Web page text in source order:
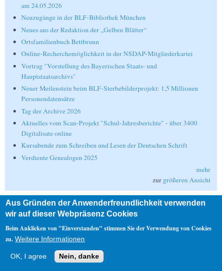
am 24.05.2026
Neuzugänge in der BLF-Bibliothek München
Neues aus der Redaktion der „Gelben Blätter“
Ortsfamilienbuch Bettbrunn
Online-Recherchemöglichkeit in der NSDAP-Mitgliederkartei
Vortrag "Vorstellung des Bayerischen Staats- und
Hauptstaatsarchivs"
Neuer Meilenstein beim BLF-Sterbebilderprojekt: 1,5 Millionen
Personendatensätze
Tag der Archive 2026
Aktuelles vom Scan-Projekt "Schul-Jahresberichte" - über 3400
Digitalisate online
Kursabende zum Schreiben und Lesen der Deutschen Schrift
Verdiente Genealogen 2025
mehr
zur größeren Ansicht
Suche
Suche
Nebenmenü
Aus Gründen der Anwenderfreundlichkeit verwenden
wir auf dieser Webpräsenz Cookies
Beim Anklicken von "Einverstanden" stimmen Sie der Verwendung von Cookies
zu. Weitere Informationen
OK, I agree Nein, danke